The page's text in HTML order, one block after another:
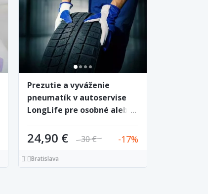
Prezutie a vyváženie
pneumatík v autoservise
LongLife pre osobné alebo
24,90 € 30 € 17
Bratislava